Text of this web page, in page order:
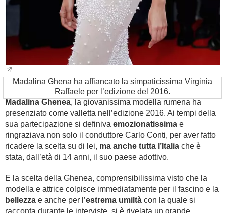
Madalina Ghena ha affiancato la simpaticissima Virginia
Raffaele per l’edizione del 2016.
Madalina Ghenea, la giovanissima modella rumena ha
presenziato come valletta nell’edizione 2016. Ai tempi della
sua partecipazione si definiva emozionatissima e
ringraziava non solo il conduttore Carlo Conti, per aver fatto
ricadere la scelta su di lei, ma anche tutta l’Italia che è
stata, dall’età di 14 anni, il suo paese adottivo.
E la scelta della Ghenea, comprensibilissima visto che la
modella e attrice colpisce immediatamente per il fascino e la
bellezza e anche per l’estrema umiltà con la quale si
racconta durante le interviste, si è rivelata un grande